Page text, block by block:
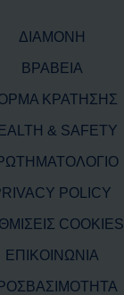
ΔΙΑΜΟΝΗ
ΒΡΑΒΕΙΑ
ΚΡΑΤΗΣΗΣ
& SAFETY
POLICY
COOKIES
ΕΠΙΚΟΙΝΩΝΙΑ